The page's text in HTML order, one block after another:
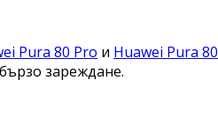
Pura 80 Pro и Huawei Pura 80
зареждане.